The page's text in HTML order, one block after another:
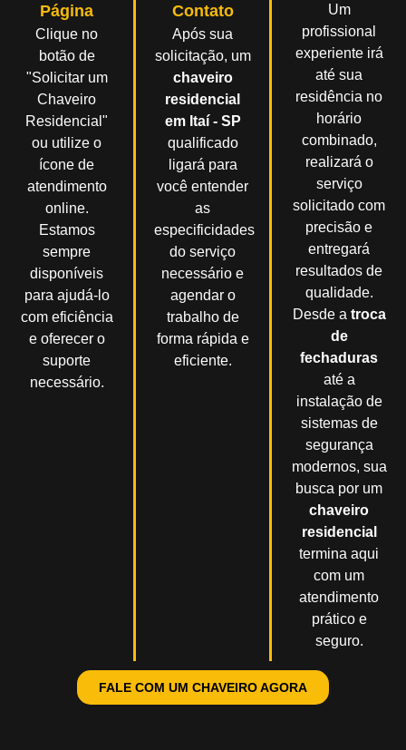
Página
Clique no
botão de
"Solicitar um
Chaveiro
Residencial"
ou utilize o
ícone de
atendimento
online.
Estamos
sempre
disponíveis
para ajudá-lo
com eficiência
e oferecer o
suporte
necessário.
Contato
Após sua
solicitação, um
chaveiro
residencial
em Itaí - SP
qualificado
ligará para
você entender
as
especificidades
do serviço
necessário e
agendar o
trabalho de
forma rápida e
eficiente.
Um
profissional
experiente irá
até sua
residência no
horário
combinado,
realizará o
serviço
solicitado com
precisão e
entregará
resultados de
qualidade.
Desde a troca
de
fechaduras
até a
instalação de
sistemas de
segurança
modernos, sua
busca por um
chaveiro
residencial
termina aqui
com um
atendimento
prático e
seguro.
FALE COM UM CHAVEIRO AGORA